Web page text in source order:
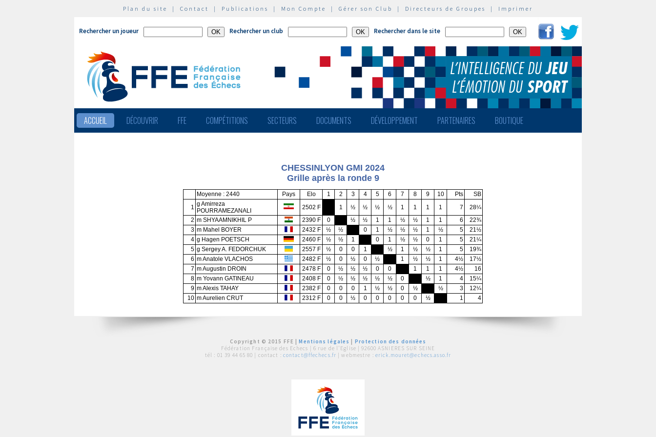
Plan du site | Contact | Publications | Mon Compte | Gérer son Club | Directeurs de Groupes | Imprimer
Rechercher un joueur Rechercher un club Rechercher dans le site
ACCUEIL DÉCOUVRIR FFE COMPÉTITIONS SECTEURS DOCUMENTS DÉVELOPPEMENT PARTENAIRES BOUTIQUE
CHESSINLYON GMI 2024
Grille après la ronde 9
Moyenne : 2440 Pays Elo 1 2 3 4 5 6 7 8 9 10 Pts
SB
1 g Amirreza
POURRAMEZANALI
2502 F 1 ½ ½ ½ ½ 1 1 1 1 7
28¼
2 m SHYAAMNIKHIL P 2390 F 0 ½ ½ 1 1 ½ ½ 1 1 6
22¾
3 m Mahel BOYER 2432 F ½ ½ 0 1 ½ ½ ½ 1 ½ 5
21½
4 g Hagen POETSCH 2460 F ½ ½ 1 0 1 ½ ½ 0 1 5
21¼
5 g Sergey A. FEDORCHUK 2557 F ½ 0 0 1 ½ 1 ½ ½ 1 5
19¾
6 m Anatole VLACHOS 2482 F ½ 0 ½ 0 ½ 1 ½ ½ 1 4½
17½
7 m Augustin DROIN 2478 F 0 ½ ½ ½ 0 0 1 1 1 4½
16
8 m Yovann GATINEAU 2408 F 0 ½ ½ ½ ½ ½ 0 ½ 1 4
15¼
9 m Alexis TAHAY 2382 F 0 0 0 1 ½ ½ 0 ½ ½ 3
12¼
10 m Aurelien CRUT 2312 F 0 0 ½ 0 0 0 0 0 ½ 1 4
Copyright © 2015 FFE |Mentions légales
Protection des données
Fédération Française des Echecs | 6 rue de l'Eglise | 92600 ASNIERES SUR SEINE
tél : 01 39 44 65 80 | contact : contact@ffechecs.fr | webmestre : erick.mouret@echecs.asso.fr